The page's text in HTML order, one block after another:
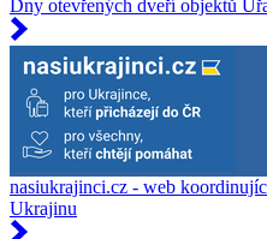
Dny otevřených dveří objektů
nasiukrajinci.cz - web
Ukrajinu